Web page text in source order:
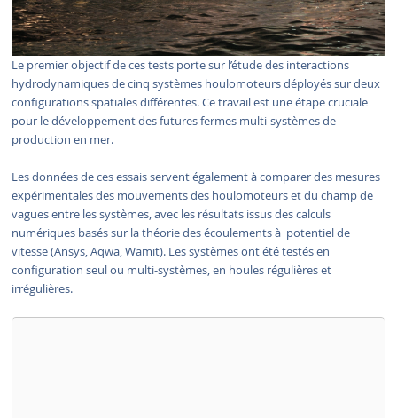
Le premier objectif de ces tests porte sur l’étude des interactions
hydrodynamiques de cinq systèmes houlomoteurs déployés sur deux
configurations spatiales différentes. Ce travail est une étape cruciale
pour le développement des futures fermes multi-systèmes de
production en mer.
Les données de ces essais servent également à comparer des mesures
expérimentales des mouvements des houlomoteurs et du champ de
vagues entre les systèmes, avec les résultats issus des calculs
numériques basés sur la théorie des écoulements à potentiel de
vitesse (Ansys, Aqwa, Wamit). Les systèmes ont été testés en
configuration seul ou multi-systèmes, en houles régulières et
irrégulières.